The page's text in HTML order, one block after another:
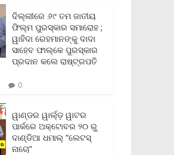
l
y
ଦିଲ୍ଲୀରେ ୬୯ ତମ ଜାତୀୟ
ଫିଲ୍ମ ପୁରସ୍କାର ସମାରୋହ ;
ୱାହିଦା ରେହମାନଙ୍କୁ ଦାଦା
ସାହେବ ଫାଲ୍‌କେ ପୁରସ୍କାର
ପ୍ରଦାନ କଲେ ରାଷ୍ଟ୍ରପତି
0
ୱାଣ୍ଡର ୱାର୍ଲ୍‌ଡ଼ ୱାଟର
ପାର୍କରେ ଅକ୍ଟୋବର ୨୦ ରୁ
ଦାଣ୍ଡିଆ ଧମାଲ୍ “ଲେଟସ୍
ନାଚୋ”